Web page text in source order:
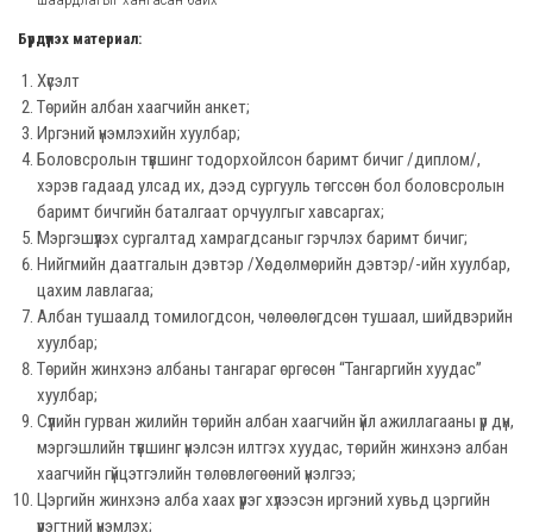
Бүрдүүлэх материал:
Хүсэлт
Төрийн албан хаагчийн анкет;
Иргэний үнэмлэхийн хуулбар;
Боловсролын түвшинг тодорхойлсон баримт бичиг /диплом/,
хэрэв гадаад улсад их, дээд сургууль төгссөн бол боловсролын
баримт бичгийн баталгаат орчуулгыг хавсаргах;
Мэргэшүүлэх сургалтад хамрагдсаныг гэрчлэх баримт бичиг;
Нийгмийн даатгалын дэвтэр /Хөдөлмөрийн дэвтэр/-ийн хуулбар,
цахим лавлагаа;
Албан тушаалд томилогдсон, чөлөөлөгдсөн тушаал, шийдвэрийн
хуулбар;
Төрийн жинхэнэ албаны тангараг өргөсөн “Тангаргийн хуудас”
хуулбар;
Сүүлийн гурван жилийн төрийн албан хаагчийн үйл ажиллагааны үр дүн,
мэргэшлийн түвшинг үнэлсэн илтгэх хуудас, төрийн жинхэнэ албан
хаагчийн гүйцэтгэлийн төлөвлөгөөний үнэлгээ;
Цэргийн жинхэнэ алба хаах үүрэг хүлээсэн иргэний хувьд цэргийн
үүрэгтний үнэмлэх;